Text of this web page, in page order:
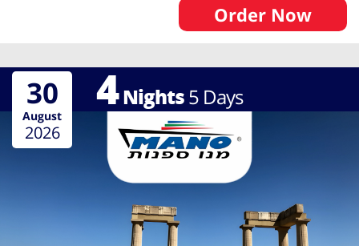
Order Now
4Nights5 Days
30
August
2026